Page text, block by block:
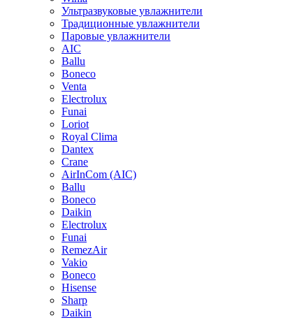
Ультразвуковые увлажнители
Традиционные увлажнители
Паровые увлажнители
AIC
Ballu
Boneco
Venta
Electrolux
Funai
Loriot
Royal Clima
Dantex
Crane
AirInCom (AIC)
Ballu
Boneco
Daikin
Electrolux
Funai
RemezAir
Vakio
Boneco
Hisense
Sharp
Daikin